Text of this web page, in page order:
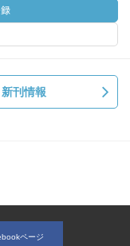
刊情報
ページ